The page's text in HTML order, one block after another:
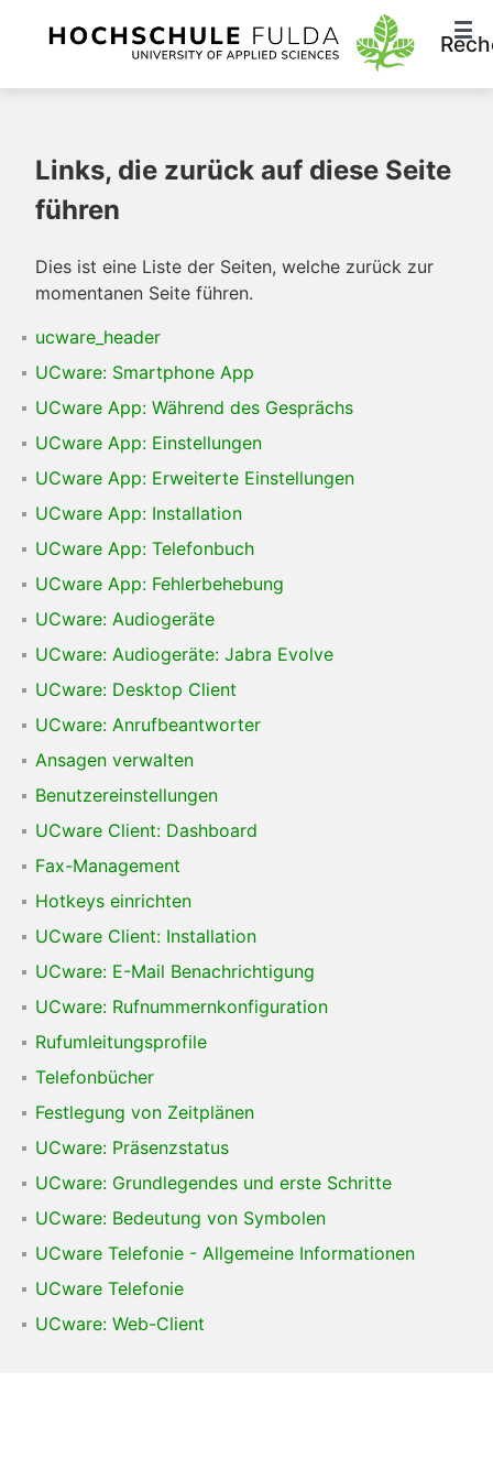
Links, die zurück auf diese Seite
führen
Dies ist eine Liste der Seiten, welche zurück zur
momentanen Seite führen.
ucware_header
UCware: Smartphone App
UCware App: Während des Gesprächs
UCware App: Einstellungen
UCware App: Erweiterte Einstellungen
UCware App: Installation
UCware App: Telefonbuch
UCware App: Fehlerbehebung
UCware: Audiogeräte
UCware: Audiogeräte: Jabra Evolve
UCware: Desktop Client
UCware: Anrufbeantworter
Ansagen verwalten
Benutzereinstellungen
UCware Client: Dashboard
Fax-Management
Hotkeys einrichten
UCware Client: Installation
UCware: E-Mail Benachrichtigung
UCware: Rufnummernkonfiguration
Rufumleitungsprofile
Telefonbücher
Festlegung von Zeitplänen
UCware: Präsenzstatus
UCware: Grundlegendes und erste Schritte
UCware: Bedeutung von Symbolen
UCware Telefonie - Allgemeine Informationen
UCware Telefonie
UCware: Web-Client